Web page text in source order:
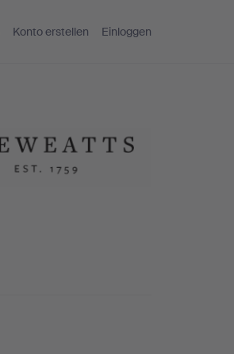
Konto erstellen Einloggen